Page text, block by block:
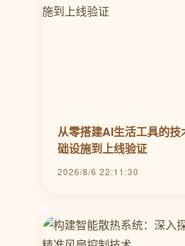
从零搭建AI生活工具的
础设施到上线验证
2026/8/6 22:11:30